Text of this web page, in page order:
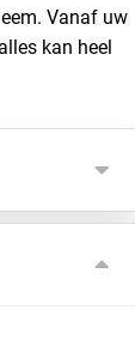
Vanaf uw
kan heel